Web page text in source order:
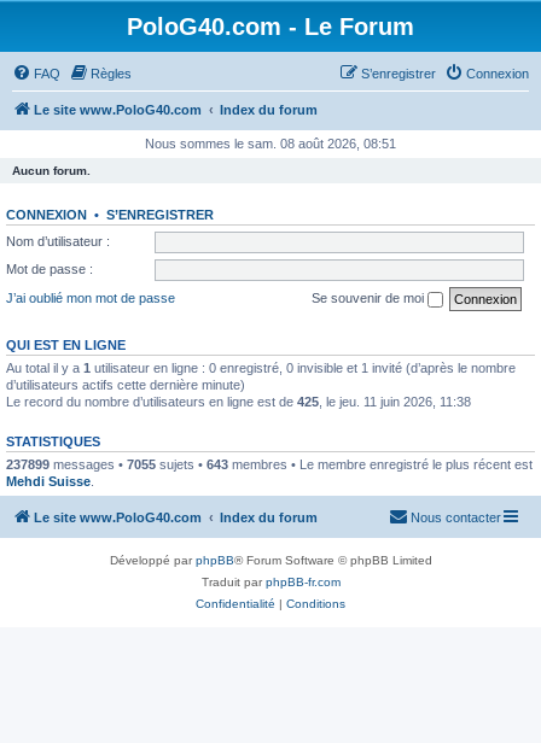
PoloG40.com - Le Forum
FAQ Règles Connexion
S’enregistrer
Le site www.PoloG40.com Index du forum
Nous sommes le sam. 08 août 2026, 08:51
Aucun forum.
CONNEXION • S’ENREGISTRER
Nom d’utilisateur :
Mot de passe :
J’ai oublié mon mot de passe
Se souvenir de moi
QUI EST EN LIGNE
Au total il y a 1 utilisateur en ligne : 0 enregistré, 0 invisible et 1 invité (d’après le nombre
d’utilisateurs actifs cette dernière minute)
Le record du nombre d’utilisateurs en ligne est de 425 , le jeu. 11 juin 2026, 11:38
STATISTIQUES
237899 messages • 7055 sujets • 643 membres • Le membre enregistré le plus récent est
Mehdi Suisse
Le site www.PoloG40.com Index du forum Nous contacter
Développé parphpBB® Forum Software © phpBB Limited
Traduit parphpBB-fr.com
Confidentialité | Conditions